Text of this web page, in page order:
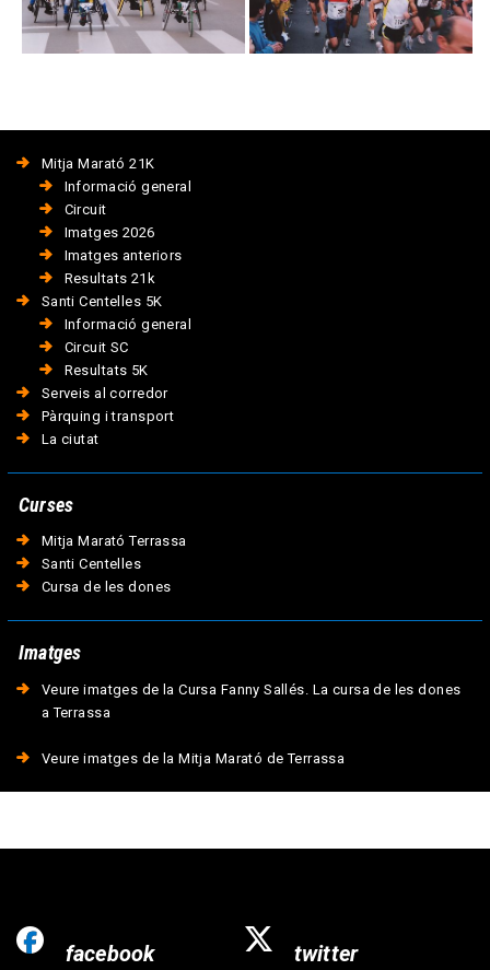
Mitja Marató 21K
Informació general
Circuit
Imatges 2026
Imatges anteriors
Resultats 21k
Santi Centelles 5K
Informació general
Circuit SC
Resultats 5K
Serveis al corredor
Pàrquing i transport
La ciutat
Curses
Mitja Marató Terrassa
Santi Centelles
Cursa de les dones
Imatges
Veure imatges de la Cursa Fanny Sallés. La cursa de les dones
a Terrassa
Veure imatges de la Mitja Marató de Terrassa
facebook twitter